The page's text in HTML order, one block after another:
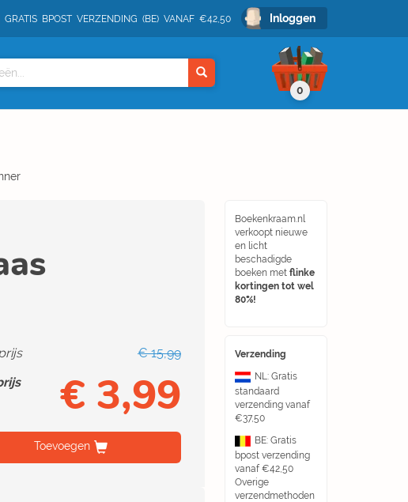
GRATIS BPOST VERZENDING (BE) VANAF €42,50 Inloggen
0
Boekenkraam.nl
verkoopt nieuwe
en licht
beschadigde
boeken met flinke
kortingen tot wel
80%!
Verzending
NL: Gratis
standaard
verzending vanaf
€37,50
BE: Gratis
bpost verzending
vanaf €42,50
Overige
verzendmethoden
€ 15,99
€ 3,99
Toevoegen